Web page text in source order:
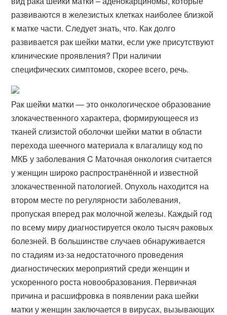
развиваются в железистых клетках наиболее близкой
к матке части. Следует знать, что. Как долго
развивается рак шейки матки, если уже присутствуют
клинические проявления? При наличии
специфических симптомов, скорее всего, речь.
Рак шейки матки — это онкологическое образование
злокачественного характера, формирующееся из
тканей слизистой оболочки шейки матки в области
перехода шеечного материала к влагалищу код по
МКБ у заболевания C Маточная онкология считается
у женщин широко распространённой и известной
злокачественной патологией. Опухоль находится на
втором месте по регулярности заболевания,
пропуская вперед рак молочной железы. Каждый год
по всему миру диагностируется около тысяч раковых
болезней. В большинстве случаев обнаруживается
по стадиям из-за недостаточного проведения
диагностических мероприятий среди женщин и
ускоренного роста новообразования. Первичная
причина и расшифровка в появлении рака шейки
матки у женщин заключается в вирусах, вызывающих